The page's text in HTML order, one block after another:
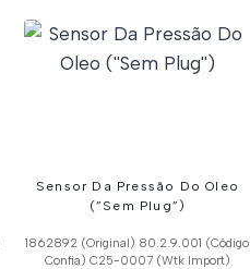
Sensor Da Pressão Do Oleo
(”Sem Plug”)
1862892 (Original) 80.2.9.001 (Código
Confia) C25-0007 (Wtk Import)